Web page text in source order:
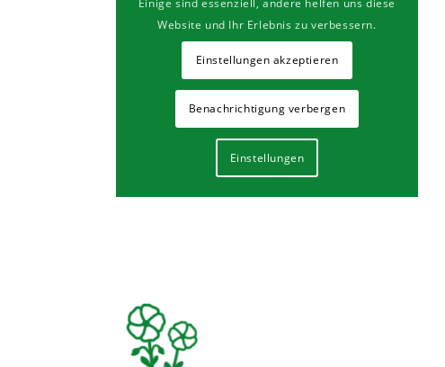
Website und Ihr Erlebnis zu verbessern.
Einstellungen akzeptieren
Benachrichtigung verbergen
Einstellungen